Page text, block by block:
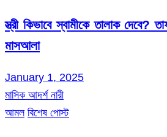
স্ত্রী কিভাবে স্বামীকে তালাক দেবে?
মাসআলা
January 1, 2025
মাসিক আদর্শ নারী
আমল বিশেষ পোস্ট